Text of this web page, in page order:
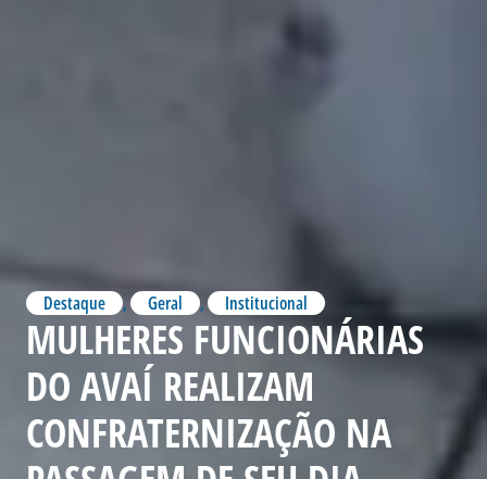
Destaque , Geral , Institucional
MULHERES FUNCIONÁRIAS
DO AVAÍ REALIZAM
CONFRATERNIZAÇÃO NA